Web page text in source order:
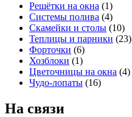
Решётки на окна (1)
Системы полива (4)
Скамейки и столы (10)
Теплицы и парники (23)
Форточки (6)
Хозблоки (1)
Цветочницы на окна (4)
Чудо-лопаты (16)
На связи